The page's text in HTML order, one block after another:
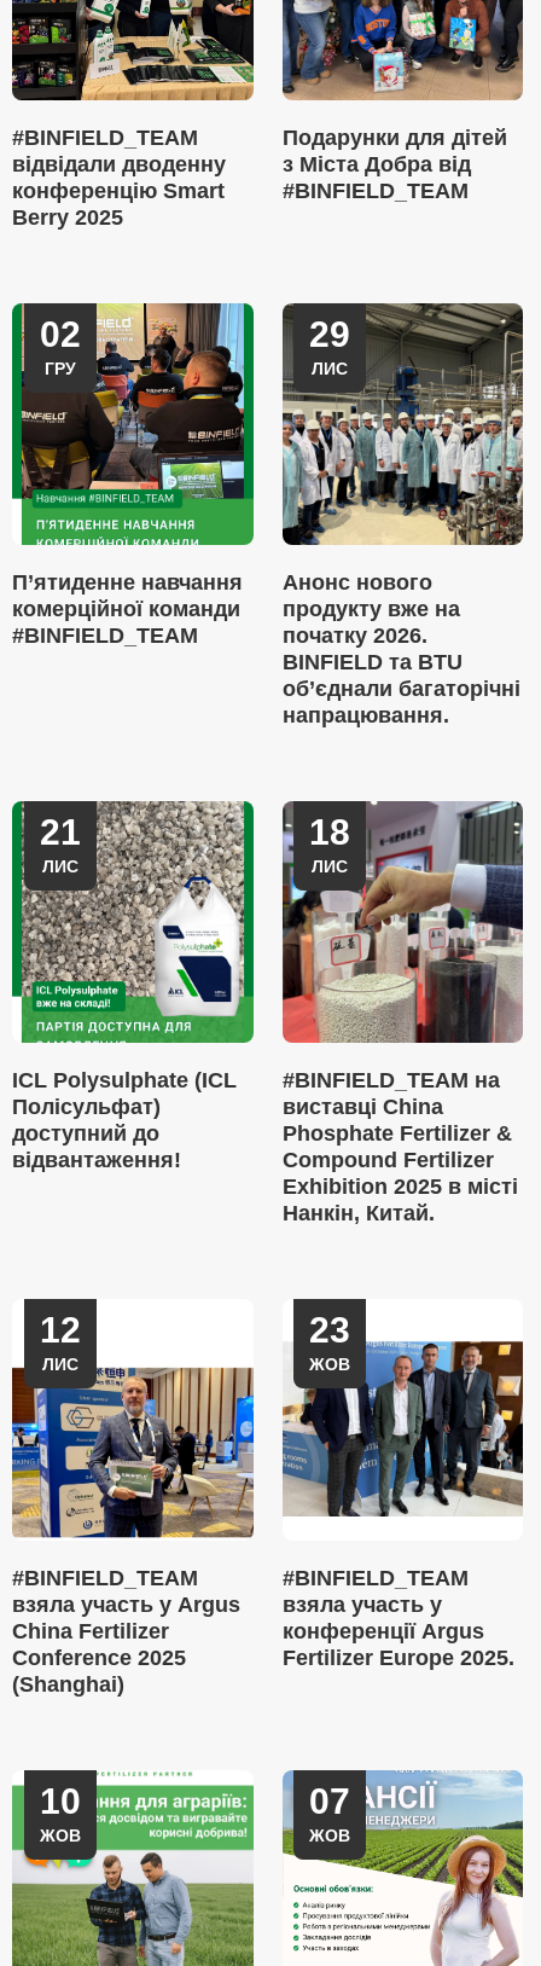
#BINFIELD_TEAM
відвідали дводенну
конференцію Smart
Berry 2025
Подарунки для дітей
з Міста Добра від
#BINFIELD_TEAM
02
ГРУ
П’ятиденне навчання
комерційної команди
#BINFIELD_TEAM
29
ЛИС
Анонс нового
продукту вже на
початку 2026.
BINFIELD та BTU
об’єднали багаторічні
напрацювання.
21
ЛИС
ICL Polysulphate (ICL
Полісульфат)
доступний до
відвантаження!
18
ЛИС
#BINFIELD_TEAM на
виставці China
Phosphate Fertilizer &
Compound Fertilizer
Exhibition 2025 в місті
Нанкін, Китай.
12
ЛИС
#BINFIELD_TEAM
взяла участь у Argus
China Fertilizer
Conference 2025
(Shanghai)
23
ЖОВ
#BINFIELD_TEAM
взяла участь у
конференції Argus
Fertilizer Europe 2025.
10
ЖОВ
07
ЖОВ